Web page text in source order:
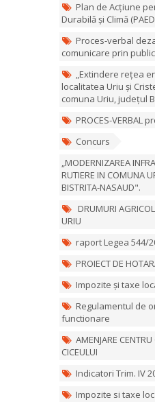
Plan de Acțiune
Durabilă și Climă
Proces-verbal
comunicare prin
„Extindere rețea
localitatea Uriu și
comuna Uriu, județul
PROCES-VERBAL
Concurs
„MODERNIZAREA
RUTIERE IN COMUNA
BISTRITA-NASAUD".
DRUMURI
URIU
raport Legea 544/
PROIECT DE
Impozite și taxe
Regulamentul de
functionare
AMENJARE CENTRU
CICEULUI
Indicatori Trim. IV
Impozite si taxe